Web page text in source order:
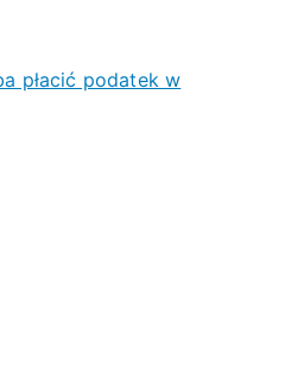
płacić podatek w